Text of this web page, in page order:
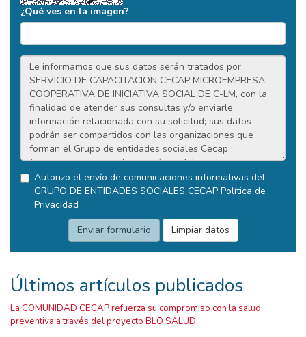
¿Qué ves en la imagen?
Autorizo el envío de comunicaciones informativas del
GRUPO DE ENTIDADES SOCIALES CECAP Política de
Privacidad
Últimos artículos publicados
La COMUNIDAD CECAP refuerza su compromiso con la salud
preventiva a través del proyecto BLO SALUD